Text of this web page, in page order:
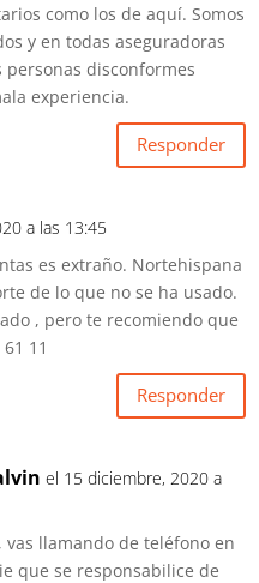
como los de aquí. Somos
y en todas aseguradoras
disconformes
experiencia.
Responder
a las 13:45
es extraño. Nortehispana
de lo que no se ha usado.
, pero te recomiendo que
11
Responder
el 15 diciembre, 2020 a
vas llamando de teléfono en
que se responsabilice de